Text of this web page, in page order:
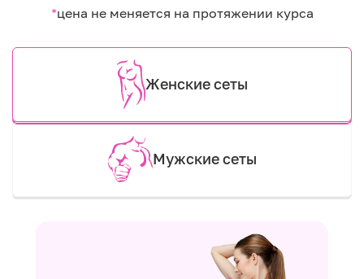
*цена не меняется на протяжении курса
Женские сеты
Мужские сеты